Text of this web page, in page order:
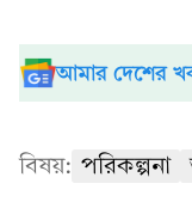
আমার দেশের
বিষয়: পরিকল্পনা